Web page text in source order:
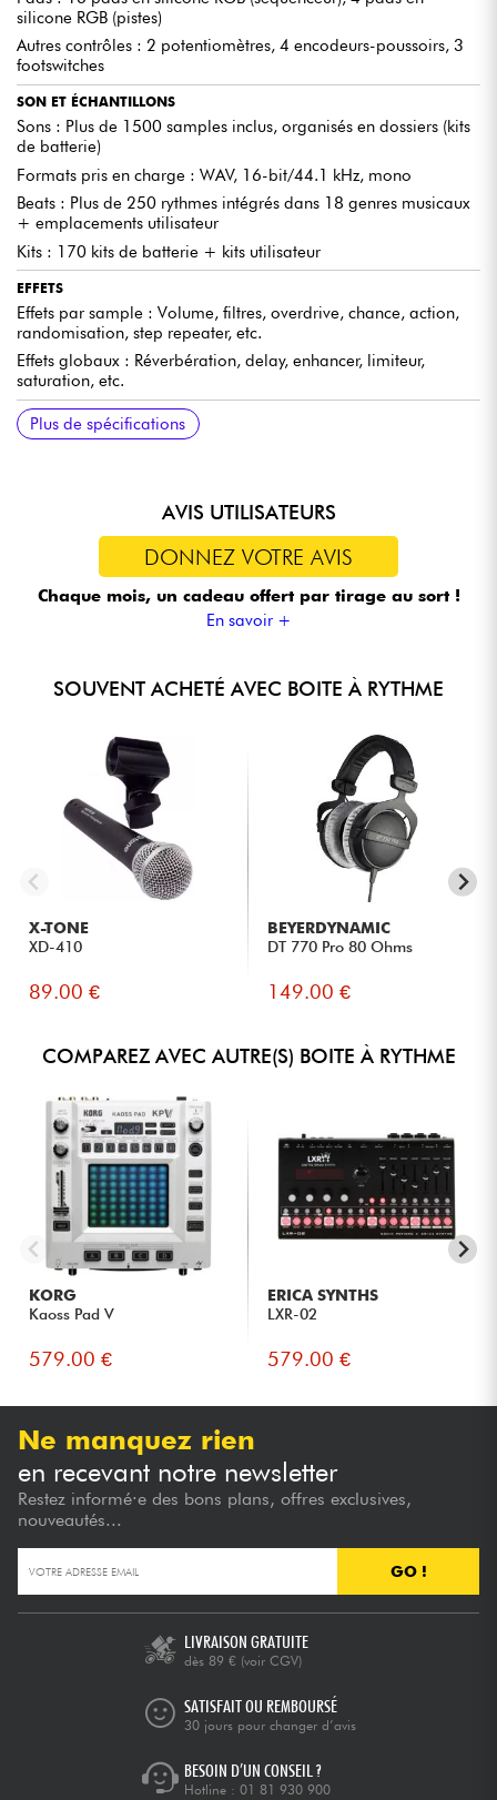
effort. Son interface intuitive vous permet de jouer instantanément.
PERSONNALISATION AVANCÉE
Réglez le swing, la vitesse et la longueur de chaque piste.
Expérimentez avec la lecture aléatoire, les polyrythmes et le
Parameter Locking.
CONNECTIVITÉ MIDI
Synchronisation complète et contrôle en temps réel via MIDI et
pédale d’expression. Compatible avec divers équipements pour un
workflow fluide.
STOCKAGE ÉTENDU
Jusqu’à 1000 morceaux enregistrables, garantissant la sauvegarde
de vos créations pour une performance en toute sécurité.
Interface intuitive et ultra-performante pour le live.
Idéal pour les musiciens cherchant un séquenceur puissant
et personnalisable.
silicone RGB (pistes)
Autres contrôles : 2 potentiomètres, 4 encodeurs-poussoirs, 3
footswitches
SON ET ÉCHANTILLONS
Sons : Plus de 1500 samples inclus, organisés en dossiers (kits
de batterie)
Formats pris en charge : WAV, 16-bit/44.1 kHz, mono
Beats : Plus de 250 rythmes intégrés dans 18 genres musicaux
+ emplacements utilisateur
Kits : 170 kits de batterie + kits utilisateur
EFFETS
Effets par sample : Volume, filtres, overdrive, chance, action,
randomisation, step repeater, etc.
Effets globaux : Réverbération, delay, enhancer, limiteur,
saturation, etc.
CONNECTIVITÉ
Entrées : Stéréo IN, Pédale d’expression
(mini-jack 3.5 mm TRS B)
Autres ports : USB Type-C, microSD 16 Go (incluse)
RÉSEAU ET STOCKAGE
Bluetooth : Non
LOGICIEL
Firmware : Polyend 1.0 (ou mise à jour disponible sur
ALIMENTATION
Adaptateur secteur (non inclus) : 9V / 0.5A minimum (1A
DIMENSIONS ET POIDS
Hauteur : 2.24 pouces (5.7 cm) – avec boutons
Poids : 2.05 livres (0.93 kg)
Plus de spécifications
AVIS UTILISATEURS
DONNEZ VOTRE AVIS
Chaque mois, un cadeau offert par tirage au sort !
En savoir +
SOUVENT ACHETÉ AVEC BOITE À RYTHME
X-TONE
XD-410
89.00 €
BEYERDYNAMIC
DT 770 Pro 80 Ohms
149.00 €
COMPAREZ AVEC AUTRE(S) BOITE À RYTHME
KORG
Kaoss Pad V
579.00 €
ERICA SYNTHS
LXR-02
579.00 €
Ne manquez rien
en recevant notre newsletter
Restez informé·e des bons plans, offres exclusives,
nouveautés...
GO !
LIVRAISON GRATUITE
dès 89 € (voir CGV)
SATISFAIT OU REMBOURSÉ
30 jours pour changer d’avis
BESOIN D’UN CONSEIL ?
Hotline : 01 81 930 900